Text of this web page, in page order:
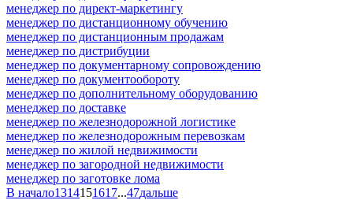
менеджер по директ-маркетингу
менеджер по дистанционному обучению
менеджер по дистанционным продажам
менеджер по дистрибуции
менеджер по документарному сопровождению
менеджер по документообороту
менеджер по дополнительному оборудованию
менеджер по доставке
менеджер по железнодорожной логистике
менеджер по железнодорожным перевозкам
менеджер по жилой недвижимости
менеджер по загородной недвижимости
менеджер по заготовке лома
В начало1314151617...47дальше